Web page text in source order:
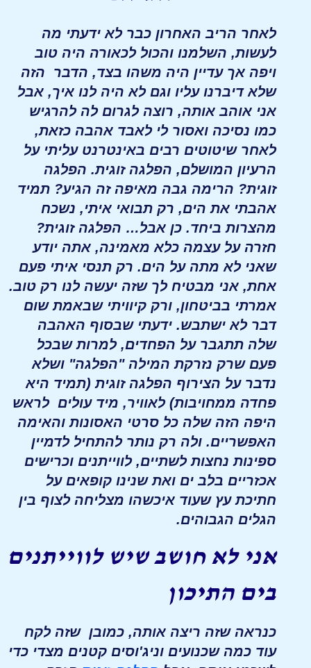
לאחר הריב האחרון כבר לא ידעתי מה
לעשות, השלמנו והכול לכאורה היה טוב
ויפה אך עדיין היה משהו בצד, הדבר הזה
שלא דיברנו עליו וגם לא היה לנו איך, אבל
אני אוהב אותה, רוצה לגרום לה להרגיש
כמו נסיכה ואסור לי לאבד אהבה כזאת,
לאחר שיטוטים רבים באינטרנט עליתי על
הרעיון המושלם, הפלגה זוגית. הפלגה
זוגית? הרימה גבה מאיפה זה הגיע? תמיד
אהבתי את הים, רק תבואי איתי, נשכח
מהצרות ביחד. כן אבל… הפלגה זוגית?
חזרה על עצמה כלא מאמינה, אתה יודע
שאני לא מתה על הים. רק תנסי איתי פעם
אחת, אני מבטיח לך שזה יעשה לנו רק טוב.
אמרתי בביטחון, ורק קיוויתי שבאמת שום
דבר לא ישתבש. ידעתי שבסוף האהבה
שלה תתגבר על הפחדים, למרות שבכל
פעם שרק נזרקת המילה "הפלגה" ושלא
נדבר על הצירוף הפלגה זוגית (תמיד היא
פחדה ממחויבות) לאוויר, מיד עולים לראש
היפה הזה שלה כל סרטי האסונות והאימה
האפשריים. ולה רק נותר להתחיל לדמיין
ספינות נחצות לשתיים, לווייתנים וכרישים
אכזריים בלב ים ואת שנינו קופאים על
חתיכת עץ שעוד איכשהו מצליחה לצוף בין
הגלים הגבוהים.
אני לא חושב שיש לווייתנים
בים התיכון
כנראה שזה ריצה אותה, כמובן שזה לקח
עוד כמה שכנועים וניג'וסים קטנים מצדי כדי